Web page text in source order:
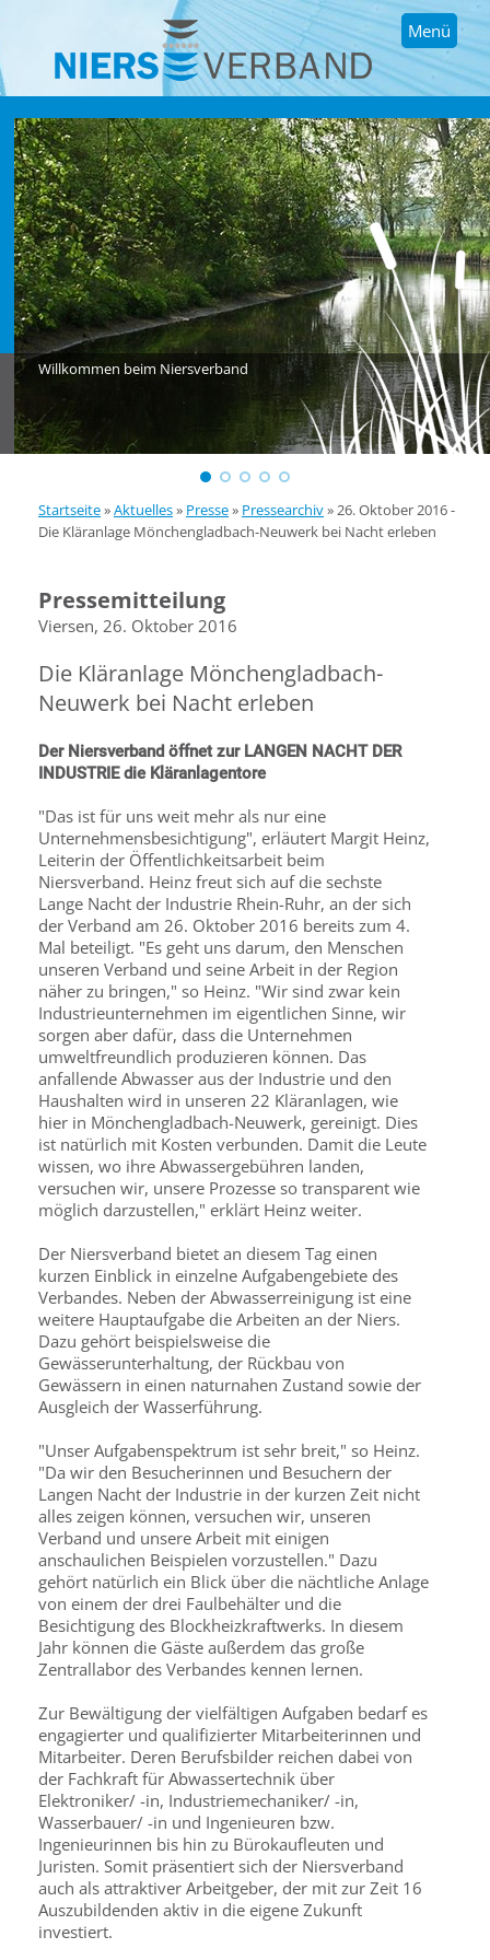
Menü
Willkommen beim Niersverband
Startseite»Aktuelles» Presse» Pressearchiv»26. Oktober 2016 -
Die Kläranlage Mönchengladbach-Neuwerk bei Nacht erleben
Pressemitteilung
Viersen, 26. Oktober 2016
Die Kläranlage Mönchengladbach-
Neuwerk bei Nacht erleben
Der Niersverband öffnet zur LANGEN NACHT DER
INDUSTRIE die Kläranlagentore
"Das ist für uns weit mehr als nur eine
Unternehmensbesichti­gung", erläutert Margit Heinz,
Leiterin der Öffentlichkeitsarbeit beim
Niersverband. Heinz freut sich auf die sechste
Lange Nacht der Industrie Rhein-Ruhr, an der sich
der Verband am 26. Oktober 2016 bereits zum 4.
Mal beteiligt. "Es geht uns darum, den Menschen
unseren Verband und seine Arbeit in der Region
näher zu bringen," so Heinz. "Wir sind zwar kein
Industrieunternehmen im eigentlichen Sinne, wir
sorgen aber dafür, dass die Unternehmen
umweltfreundlich produzieren können. Das
anfallende Abwasser aus der Industrie und den
Haushalten wird in unseren 22 Kläranlagen, wie
hier in Mönchengladbach-Neuwerk, gereinigt. Dies
ist natürlich mit Kosten verbunden. Damit die Leute
wissen, wo ihre Abwassergebühren landen,
versuchen wir, unsere Prozesse so transparent wie
möglich darzustellen," erklärt Heinz weiter.
Der Niersverband bietet an diesem Tag einen
kurzen Einblick in einzelne Aufgabengebiete des
Verbandes. Neben der Abwas­serreinigung ist eine
weitere Hauptaufgabe die Arbeiten an der Niers.
Dazu gehört beispielsweise die
Gewässerunterhaltung, der Rückbau von
Gewässern in einen naturnahen Zustand so­wie der
Ausgleich der Wasserführung.
"Unser Aufgabenspektrum ist sehr breit," so Heinz.
"Da wir den Besucherinnen und Besuchern der
Langen Nacht der In­dustrie in der kurzen Zeit nicht
alles zeigen können, versuchen wir, unseren
Verband und unsere Arbeit mit einigen
anschaulichen Beispielen vorzustellen." Dazu
gehört natürlich ein Blick über die nächtliche Anlage
von einem der drei Faulbehälter und die
Besichtigung des Blockheizkraftwerks. In diesem
Jahr können die Gäste außerdem das große
Zentrallabor des Verbandes kennen lernen.
Zur Bewältigung der vielfältigen Aufgaben bedarf es
engagierter und qualifizierter Mitarbeiterinnen und
Mitarbeiter. Deren Berufsbilder reichen dabei von
der Fachkraft für Abwassertechnik über
Elektroniker/ -in, Industriemechaniker/ -in,
Wasserbauer/ -in und Ingenieuren bzw.
Ingenieurinnen bis hin zu Bürokaufleuten und
Juristen. Somit präsentiert sich der Niersverband
auch als attraktiver Arbeitgeber, der mit zur Zeit 16
Auszubildenden aktiv in die eigene Zukunft
investiert.